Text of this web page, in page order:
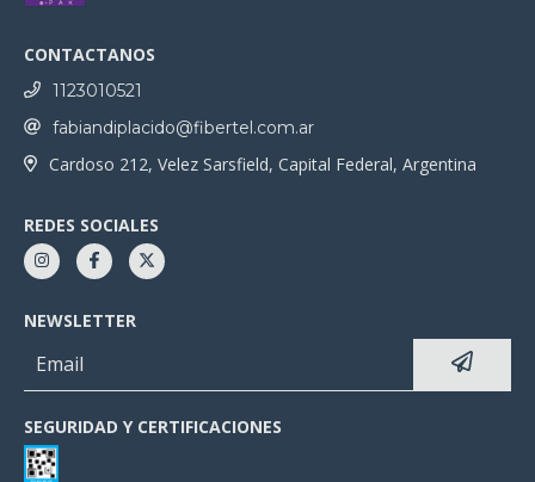
CONTACTANOS
1123010521
fabiandiplacido@fibertel.com.ar
Cardoso 212, Velez Sarsfield, Capital Federal, Argentina
REDES SOCIALES
NEWSLETTER
SEGURIDAD Y CERTIFICACIONES